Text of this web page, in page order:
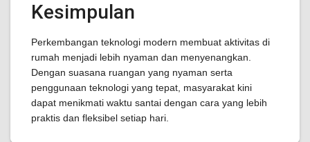
Kesimpulan
Perkembangan teknologi modern membuat aktivitas di
rumah menjadi lebih nyaman dan menyenangkan.
Dengan suasana ruangan yang nyaman serta
penggunaan teknologi yang tepat, masyarakat kini
dapat menikmati waktu santai dengan cara yang lebih
praktis dan fleksibel setiap hari.